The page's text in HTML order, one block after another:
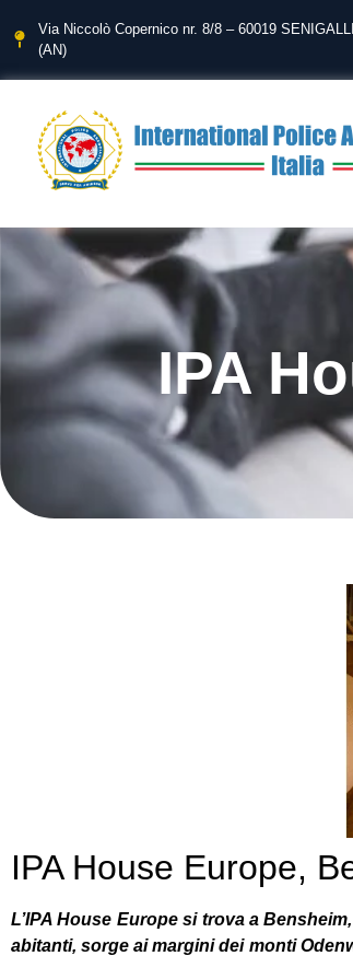
Via Niccolò Copernico nr. 8/8 – 60019
(AN)
IPA
IPA House Europe,
L’IPA House Europe si trova a
abitanti, sorge ai margini dei monti